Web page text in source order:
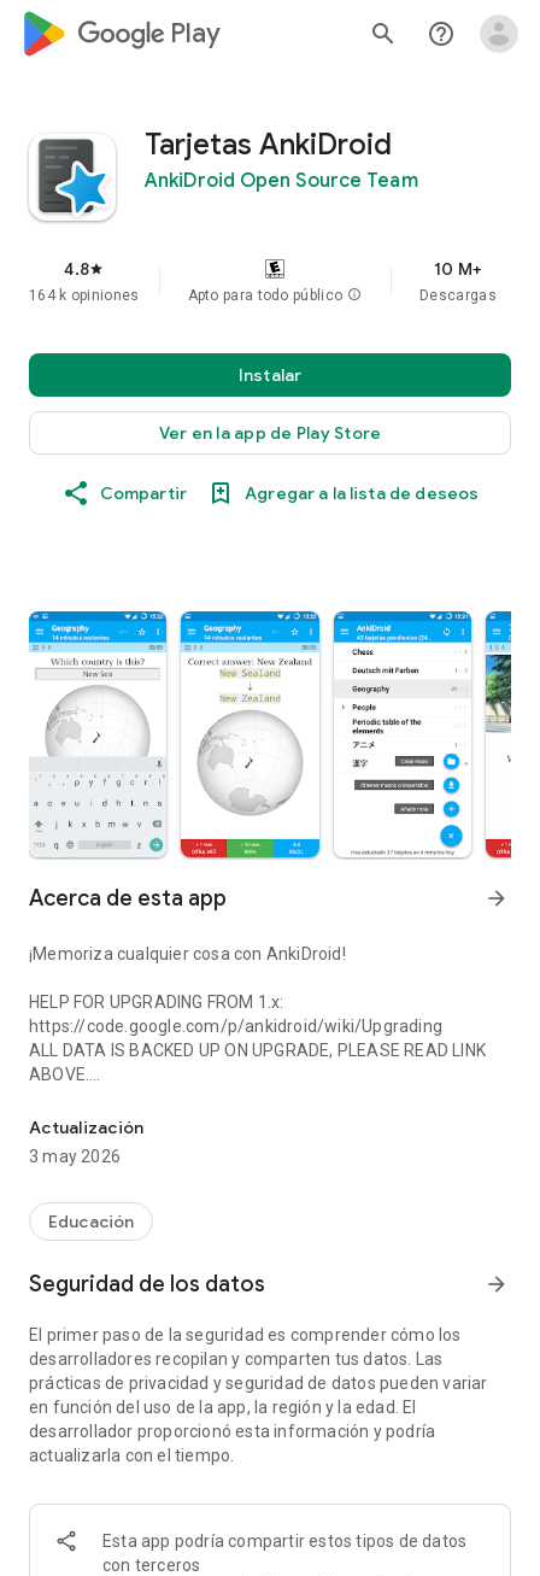
google_logo Play search help_outline
Tarjetas AnkiDroid
AnkiDroid Open Source Team
4.8star
164 k opiniones Apto para todo público info
10 M+
Descargas
Instalar
Ver en la app de Play Store
Compartir Agregar a la lista de deseos
Acerca de esta app arrow_forward
¡Memoriza cualquier cosa con AnkiDroid!
HELP FOR UPGRADING FROM 1.x:
https://code.google.com/p/ankidroid/wiki/Upgrading
ALL DATA IS BACKED UP ON UPGRADE, PLEASE READ LINK
ABOVE.
AnkiDroid te permite aprender tarjetas de manera eficiente,
mostrándotelas justo antes de que se te olviden. Es
totalmente compatible con el software de repaso espaciado
Windows, Linux y MacOS.
¡Aprovecha los tiempos muertos en los viajes en autobús, en
de espera!
Crea tus propios mazos de tarjetas o descarga mazos
gratuitos creados para muchos idiomas y temas (hay más de
6.000 disponibles).
directamente mediante Ankidroid. ¡La aplicación soporta
incluso la creación de material de forma automática a partir
de un diccionario!
Actualización
3 may 2026
Educación
Seguridad de los datos arrow_forward
El primer paso de la seguridad es comprender cómo los
desarrolladores recopilan y comparten tus datos. Las
prácticas de privacidad y seguridad de datos pueden variar
en función del uso de la app, la región y la edad. El
desarrollador proporcionó esta información y podría
actualizarla con el tiempo.
Esta app podría compartir estos tipos de datos
con terceros